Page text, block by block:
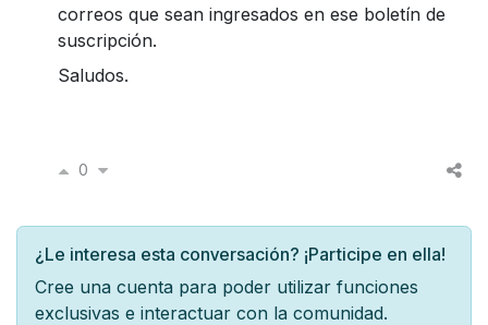
correos que sean ingresados en ese boletín de
suscripción.
Saludos.
0
¿Le interesa esta conversación? ¡Participe en ella!
Cree una cuenta para poder utilizar funciones
exclusivas e interactuar con la comunidad.